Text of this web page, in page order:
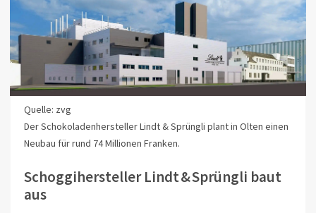
Quelle: zvg
Der Schokoladenhersteller Lindt & Sprüngli plant in Olten einen
Neubau für rund 74 Millionen Franken.
Schoggihersteller Lindt & Sprüngli baut
aus